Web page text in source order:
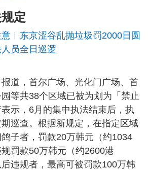
定
︱东京涩谷乱抛垃圾罚2000日圆
员全日巡逻
道，首尔广场、光化门广场、首
等共38个区域已被为划为「禁止
示，6月的集中执法结束后，执
巡查。根据新规定，在指定区域
子者，罚款20万韩元（约1034
罚款50万韩元（约2600港
违规者，最高可被罚款100万韩